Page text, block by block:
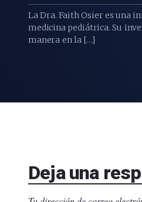
La Dra. Faith Osier es una
medicina pediátrica. Su
manera en la […]
Deja una